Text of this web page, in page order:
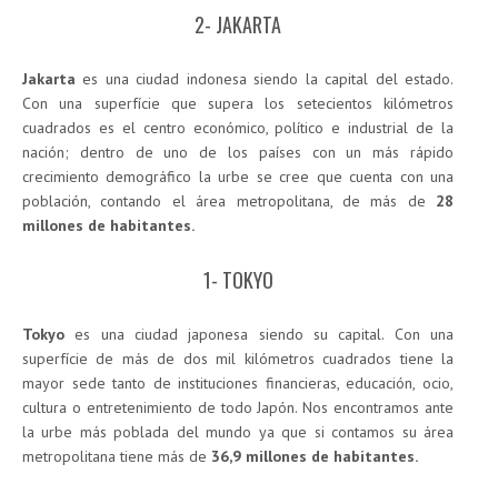
2- JAKARTA
Jakarta es una ciudad indonesa siendo la capital del estado.
Con una superfície que supera los setecientos kilómetros
cuadrados es el centro económico, político e industrial de la
nación; dentro de uno de los países con un más rápido
crecimiento demográfico la urbe se cree que cuenta con una
población, contando el área metropolitana, de más de 28
millones de habitantes.
1- TOKYO
Tokyo es una ciudad japonesa siendo su capital. Con una
superfície de más de dos mil kilómetros cuadrados tiene la
mayor sede tanto de instituciones financieras, educación, ocio,
cultura o entretenimiento de todo Japón. Nos encontramos ante
la urbe más poblada del mundo ya que si contamos su área
metropolitana tiene más de 36,9 millones de habitantes.